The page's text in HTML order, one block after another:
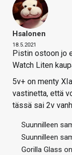
Hsalonen
18.5.2021
Pistin ostoon jo
Watch Liten
5v+ on menty
vastinetta, että
tässä sai 2v
Suunnilleen
Suunnilleen
Gorilla Glass